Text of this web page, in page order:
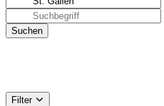
Filter